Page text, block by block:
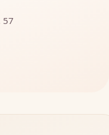
57